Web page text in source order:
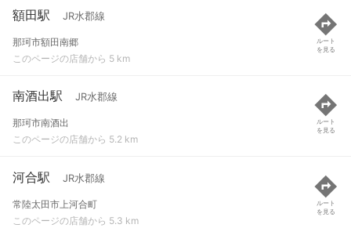
額田駅 JR水郡線
那珂市額田南郷
このページの店舗から 5 km
ルート
を見る
南酒出駅 JR水郡線
那珂市南酒出
このページの店舗から 5.2 km
ルート
を見る
河合駅 JR水郡線
常陸太田市上河合町
このページの店舗から 5.3 km
ルート
を見る